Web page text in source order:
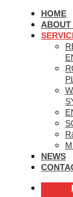
HOME
ABOUT
NEWS